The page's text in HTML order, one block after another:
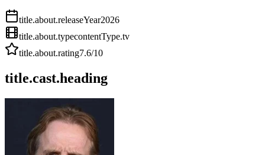
title.about.releaseYear2026
title.about.typecontentType.tv
title.about.rating7.6/10
title.cast.heading